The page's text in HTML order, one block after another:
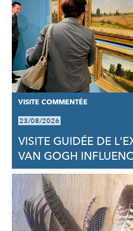
VISITE COMMENTÉE
23/08/2026
VISITE GUIDÉE DE
VAN GOGH